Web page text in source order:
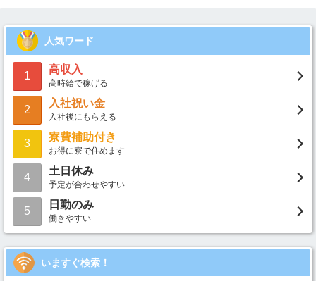
人気ワード
1
高収入
高時給で稼げる
2
入社祝い金
入社後にもらえる
3
寮費補助付き
お得に寮で住めます
4
土日休み
予定が合わせやすい
5
日勤のみ
働きやすい
いますぐ検索！